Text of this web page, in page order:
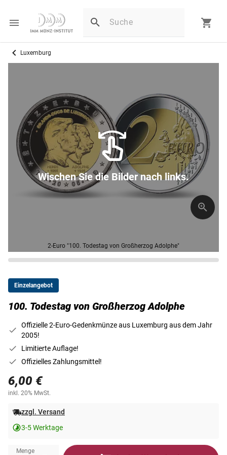
Luxemburg
2-Euro "100. Todestag von Großherzog Adolphe"
Wischen Sie die Bilder nach links.
Einzelangebot
100. Todestag von Großherzog Adolphe
Offizielle 2-Euro-Gedenkmünze aus Luxemburg aus dem Jahr
2005!
Limitierte Auflage!
Offizielles Zahlungsmittel!
6,00 €
inkl. 20% MwSt.
zzgl. Versand
3-5 Werktage
Menge